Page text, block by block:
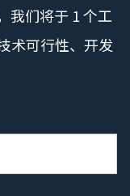
我们将于 1 个工
术可行性、开发